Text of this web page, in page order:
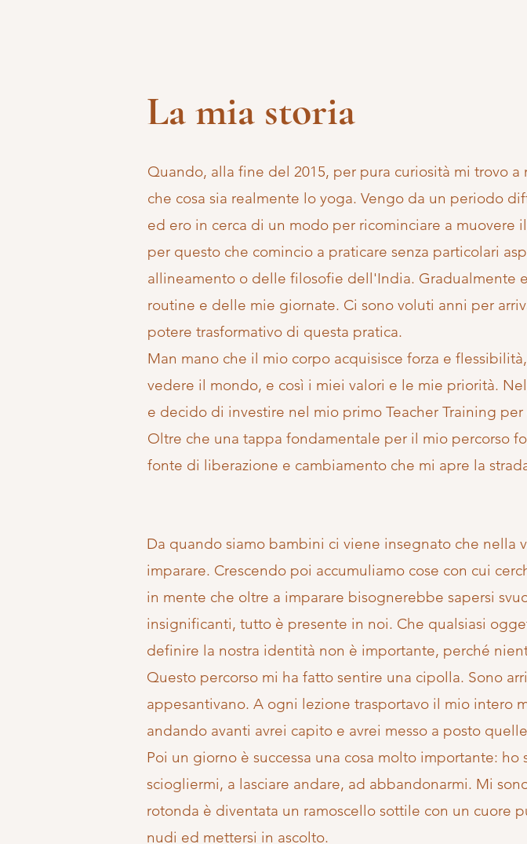
La mia storia
Quando, alla fine del 2015, per pura curiosità mi trovo
che cosa sia realmente lo yoga. Vengo da un periodo
ed ero in cerca di un modo per ricominciare a
per questo che comincio a praticare senza particolari
allineamento o delle filosofie dell'India. Gradualmente
routine e delle mie giornate. Ci sono voluti anni per
potere trasformativo di questa pratica.
Man mano che il mio corpo acquisisce forza e
vedere il mondo, e così i miei valori e le mie priorità.
e decido di investire nel mio primo Teacher Training
Oltre che una tappa fondamentale per il mio percorso
fonte di liberazione e cambiamento che mi apre la
Da quando siamo bambini ci viene insegnato che nella
imparare. Crescendo poi accumuliamo cose con cui
in mente che oltre a imparare bisognerebbe sapersi
insignificanti, tutto è presente in noi. Che qualsiasi
definire la nostra identità non è importante, perché
Questo percorso mi ha fatto sentire una cipolla. Sono
appesantivano. A ogni lezione trasportavo il mio intero
andando avanti avrei capito e avrei messo a posto
Poi un giorno è successa una cosa molto importante:
sciogliermi, a lasciare andare, ad abbandonarmi. Mi
rotonda è diventata un ramoscello sottile con un cuore
nudi ed mettersi in ascolto.